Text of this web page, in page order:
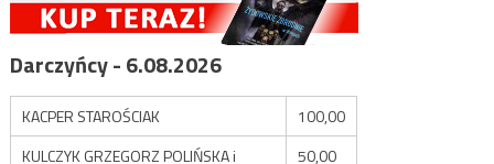
Darczyńcy - 6.08.2026
KACPER STAROŚCIAK
100,00
KULCZYK GRZEGORZ POLIŃSKA i
50,00